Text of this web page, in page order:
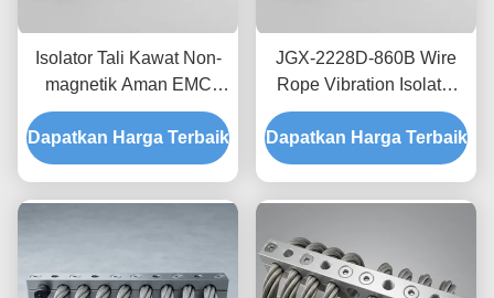
Isolator Tali Kawat Non-
magnetik Aman EMC
JGX-2228D-665B
Dudukan Disipasi Kejut
Sementara untuk
Dapatkan Harga Terbaik
JGX-2228D-860B Wire
Rope Vibration Isolator
Stainless Steel Long
Service Life Absorber
kejut industri
Dapatkan Harga Terbaik